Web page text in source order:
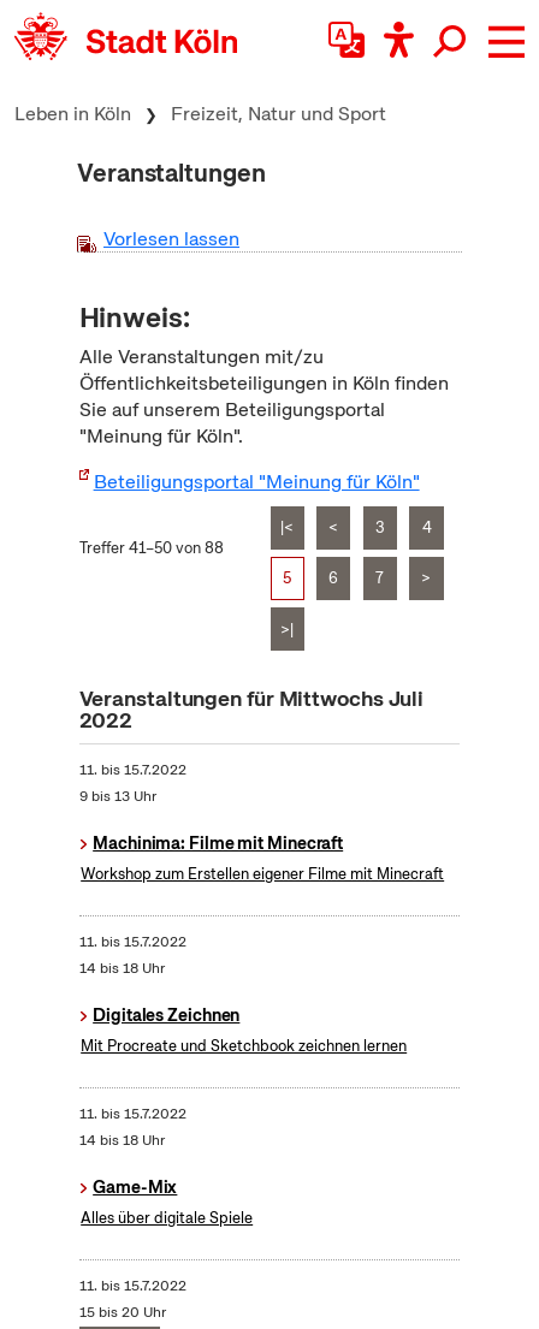
zum Inhalt springen
Leben in Köln Freizeit, Natur und Sport
Veranstaltungen
Vorlesen lassen
Hinweis:
Alle Veranstaltungen mit/zu
Öffentlichkeitsbeteiligungen in Köln finden
Sie auf unserem Beteiligungsportal
"Meinung für Köln".
Beteiligungsportal "Meinung für Köln"
Treffer 41–50 von 88
|< < 3 4
5 6 7 >
>|
Veranstaltungen für Mittwochs Juli
2022
11. bis15.7.2022
9 bis 13 Uhr
Machinima: Filme mit Minecraft
Workshop zum Erstellen eigener Filme mit Minecraft
11. bis15.7.2022
14 bis 18 Uhr
Digitales Zeichnen
Mit Procreate und Sketchbook zeichnen lernen
11. bis15.7.2022
14 bis 18 Uhr
Game-Mix
Alles über digitale Spiele
11. bis15.7.2022
15 bis 20 Uhr